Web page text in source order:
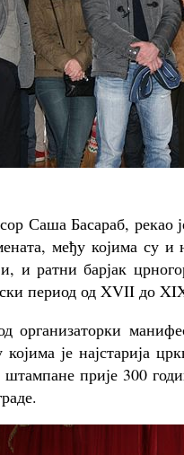
Саша Басараб, рекао
међу којима су
и ратни барјак
период од XVII до
организаторки
је најстарија
прије 300